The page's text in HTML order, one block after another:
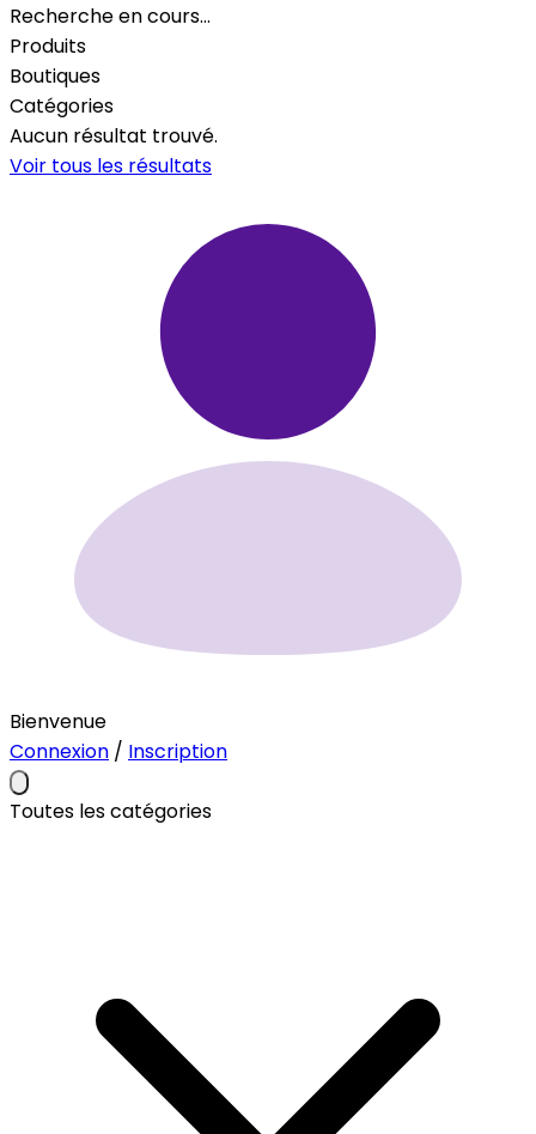
Recherche en cours…
Produits
Boutiques
Catégories
Aucun résultat trouvé.
Voir tous les résultats
Bienvenue
Connexion / Inscription
Toutes les catégories